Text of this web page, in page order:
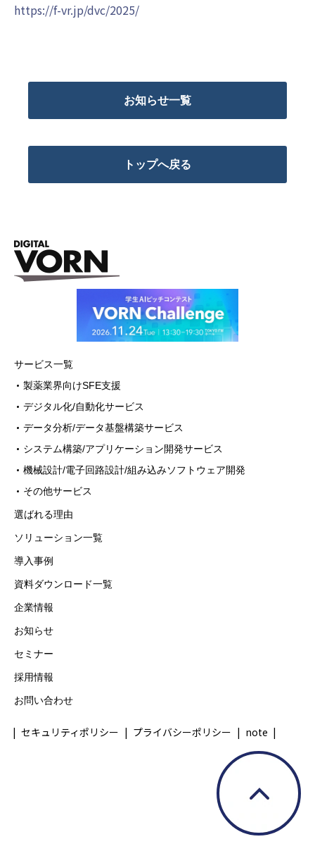
https://f-vr.jp/dvc/2025/
お知らせ一覧
トップへ戻る
サービス一覧
製薬業界向けSFE支援
デジタル化/自動化サービス
データ分析/データ基盤構築サービス
システム構築/アプリケーション開発サービス
機械設計/電子回路設計/組み込みソフトウェア開発
その他サービス
選ばれる理由
ソリューション一覧
導入事例
資料ダウンロード一覧
企業情報
お知らせ
セミナー
採用情報
お問い合わせ
セキュリティポリシー プライバシーポリシー note